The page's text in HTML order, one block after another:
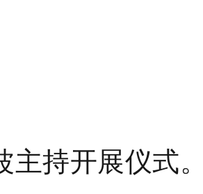
主持开展仪式